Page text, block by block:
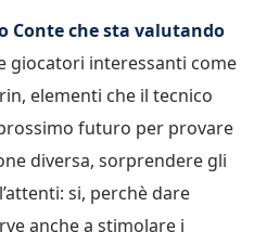
Conte che sta valutando
giocatori interessanti come
elementi che il tecnico
futuro per provare
diversa, sorprendere gli
si, perchè dare
anche a stimolare i